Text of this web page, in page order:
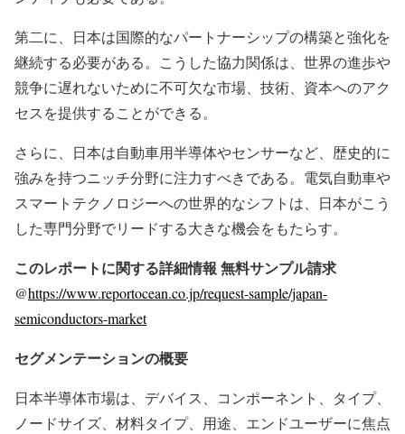
第二に、日本は国際的なパートナーシップの構築と強化を
継続する必要がある。こうした協力関係は、世界の進歩や
競争に遅れないために不可欠な市場、技術、資本へのアク
セスを提供することができる。
さらに、日本は自動車用半導体やセンサーなど、歴史的に
強みを持つニッチ分野に注力すべきである。電気自動車や
スマートテクノロジーへの世界的なシフトは、日本がこう
した専門分野でリードする大きな機会をもたらす。
このレポートに関する詳細情報 無料サンプル請求
@https://www.reportocean.co.jp/request-sample/japan-
semiconductors-market
セグメンテーションの概要
日本半導体市場は、デバイス、コンポーネント、タイプ、
ノードサイズ、材料タイプ、用途、エンドユーザーに焦点